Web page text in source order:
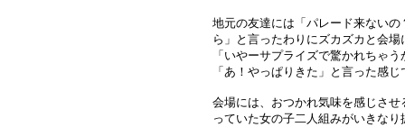
地元の友達には「パレード来ない
ら」と言ったわりにズカズカと会
「いやーサプライズで驚かれちゃ
「あ！やっぱりきた」と言った感
会場には、おつかれ気味を感じさ
っていた女の子二人組みがいきな